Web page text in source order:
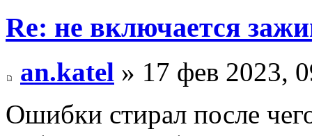
Re: не включается
an.katel » 17 фев 2023,
Ошибки стирал после